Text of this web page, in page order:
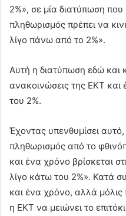
2%», σε μία διατύπωση που
πληθωρισμός πρέπει να
λίγο πάνω από το 2%».
Αυτή η διατύπωση εδώ και
ανακοινώσεις της ΕΚΤ και
του 2%.
Έχοντας υπενθυμίσει
πληθωρισμός από το
και ένα χρόνο βρίσκεται
λίγο κάτω του 2%». Κατά
και ένα χρόνο, αλλά μόλις
η ΕΚΤ να μειώνει το